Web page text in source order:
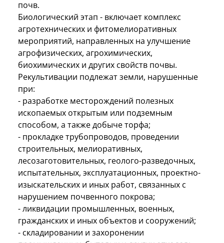
почв.
Биологический этап - включает комплекс
агротехнических и фитомелиоративных
мероприятий, направленных на улучшение
агрофизических, агрохимических,
биохимических и других свойств почвы.
Рекультивации подлежат земли, нарушенные
при:
- разработке месторождений полезных
ископаемых открытым или подземным
способом, а также добыче торфа;
- прокладке трубопроводов, проведении
строительных, мелиоративных,
лесозаготовительных, геолого-разведочных,
испытательных, эксплуатационных, проектно-
изыскательских и иных работ, связанных с
нарушением почвенного покрова;
- ликвидации промышленных, военных,
гражданских и иных объектов и сооружений;
- складировании и захоронении